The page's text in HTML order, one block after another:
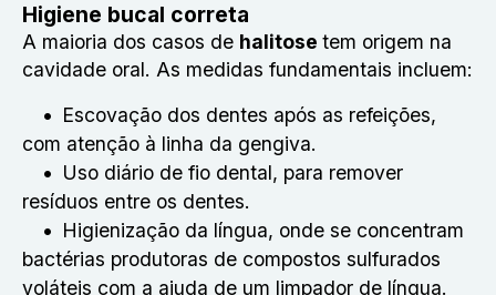
Higiene bucal correta
A maioria dos casos de halitose tem origem na
cavidade oral. As medidas fundamentais incluem:
Escovação dos dentes após as refeições,
com atenção à linha da gengiva.
Uso diário de fio dental, para remover
resíduos entre os dentes.
Higienização da língua, onde se concentram
bactérias produtoras de compostos sulfurados
voláteis com a ajuda de um limpador de língua.